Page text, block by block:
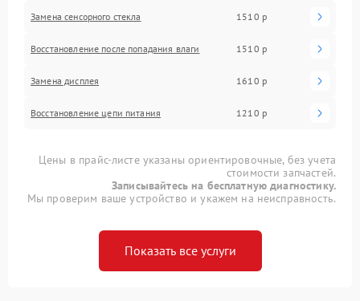
Замена сенсорного стекла 1510 р
Восстановление после попадания влаги 1510 р
Замена дисплея 1610 р
Восстановление цепи питания 1210 р
Цены в прайс-листе указаны ориентировочные, без учета
стоимости запчастей.
Записывайтесь на бесплатную диагностику.
Мы проверим ваше устройство и укажем на неисправность.
Показать все услуги